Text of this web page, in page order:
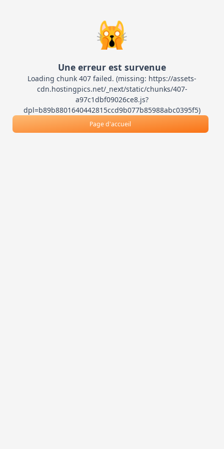
🙀
Une erreur est survenue
Loading chunk 407 failed. (missing: https://assets-
cdn.hostingpics.net/_next/static/chunks/407-
a97c1dbf09026ce8.js?
dpl=b89b8801640442815ccd9b077b85988abc0395f5)
Page d'accueil